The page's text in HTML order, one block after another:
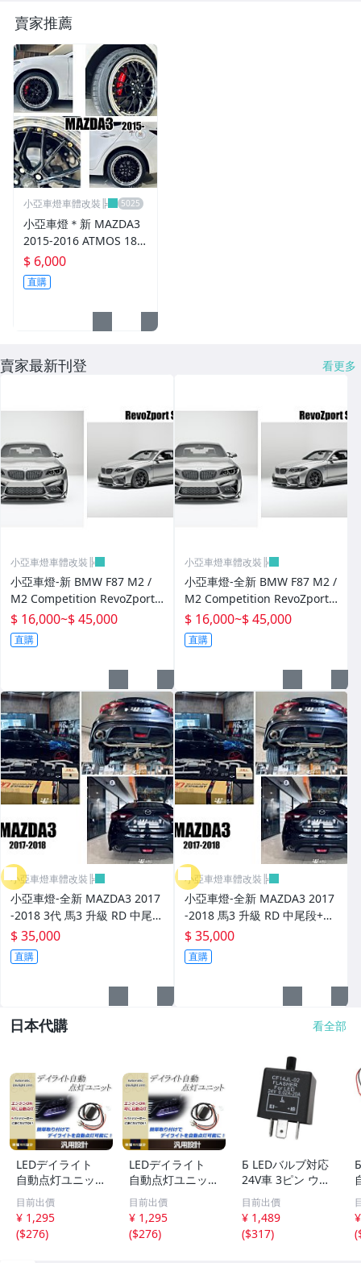
進氣套件 進氣系統 全系列
其它
賣家推薦
小亞車燈車體改裝╠
小亞車燈＊新 MAZDA3
2015-2016 ATMOS 18
吋 鋁圈 輪框 18*8.5 5/1
08 ET40 5孔108 銀黑車
邊 鉚釘款
$ 6,000
直購
賣家最新刊登 看更多
小亞車燈車體改裝╠
小亞車燈-新 BMW F87 M2 /
M2 Competition RevoZport
Street 乾式碳纖維 套件 前下
巴 側裙 後下巴 尾翼
$ 16,000~$ 45,000
直購
小亞車燈車體改裝╠
小亞車燈-全新 BMW F87 M2 /
M2 Competition RevoZport
Street 乾式碳纖維 套件 前下
巴 側裙 後下巴
$ 16,000~$ 45,000
直購
小亞車燈車體改裝╠
小亞車燈-全新 MAZDA3 2017
-2018 3代 馬3 升級 RD 中尾段
+遙控閥門+雙邊單出排氣尾管
排氣管
$ 35,000
直購
小亞車燈車體改裝╠
小亞車燈-全新 MAZDA3 2017
-2018 馬3 升級 RD 中尾段+遙
控閥門+雙邊單出排氣尾管 排
氣管
$ 35,000
直購
日本代購 看全部
LEDデイライト
自動点灯ユニット
減光機能付き 12V
車専用 エンジン
ON連動 ポジショ
ン フォグランプ
目前出價
¥ 1,295
($276)
LEDデイライト
自動点灯ユニット
減光機能付き 12V
車専用 エンジン
ON連動 ポジショ
ン フォグランプ
目前出價
¥ 1,295
($276)
Б LEDバルブ対応
24V車 3ピン ウイ
ンカーリレー 速
度調整 無段階調
整可能 カチカチ
音内蔵 スピーカ
目前出價
¥ 1,489
($317)
(